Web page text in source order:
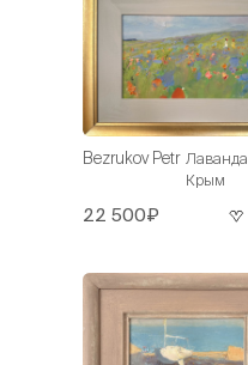
Bezrukov Petr Лаванда.
Крым
22 500₽